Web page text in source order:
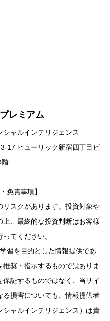
レミアム
ャルインテリジェンス
17 ヒューリック新宿四丁目ビ
階
免責事項】
スクがあります。投資対象や
、最終的な投資判断はお客様
てください。
習を目的とした情報提供であ
奨・指示するものではありま
証するものではなく、当サイ
る損害についても、情報提供者
シャルインテリジェンス）は責